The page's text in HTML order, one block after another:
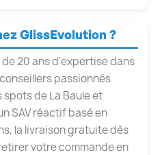
GlissEvolution ?
20 ans d'expertise dans
passionnés
de La Baule et
SAV réactif basé en
la livraison gratuite dès
votre commande en